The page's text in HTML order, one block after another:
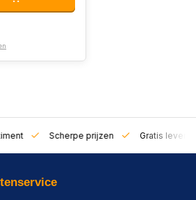
Scherpe prijzen Gratis